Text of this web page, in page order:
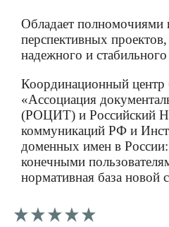
Обладает полномочиями
перспективных
надежного и
Координационный центр
«Ассоциация
(РОЦИТ) и Российский
коммуникаций РФ и
доменных имен в России:
конечными
нормативная база новой